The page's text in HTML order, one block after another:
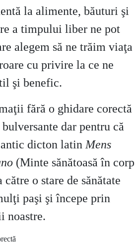
la alimente, băuturi şi
a timpului liber ne pot
alegem să ne trăim viaţa
cu privire la ce ne
şi benefic.
fără o ghidare corectă
dar pentru că
antic dicton latin Mens
(Minte sănătoasă în corp
o stare de sănătate
paşi şi începe prin
noastre.